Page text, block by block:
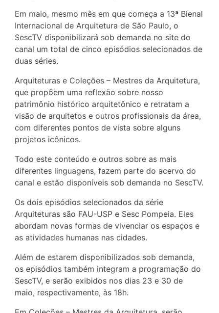
Em maio, mesmo mês em que começa a 13ª Bienal
Internacional de Arquitetura de São Paulo, o
SescTV disponibilizará sob demanda no site do
canal um total de cinco episódios selecionados de
duas séries.
Arquiteturas e Coleções – Mestres da Arquitetura,
que propõem uma reflexão sobre nosso
patrimônio histórico arquitetônico e retratam a
visão de arquitetos e outros profissionais da área,
com diferentes pontos de vista sobre alguns
projetos icônicos.
Todo este conteúdo e outros sobre as mais
diferentes linguagens, fazem parte do acervo do
canal e estão disponíveis sob demanda no SescTV.
Os dois episódios selecionados da série
Arquiteturas são FAU-USP e Sesc Pompeia. Eles
abordam novas formas de vivenciar os espaços e
as atividades humanas nas cidades.
Além de estarem disponibilizados sob demanda,
os episódios também integram a programação do
SescTV, e serão exibidos nos dias 23 e 30 de
maio, respectivamente, às 18h.